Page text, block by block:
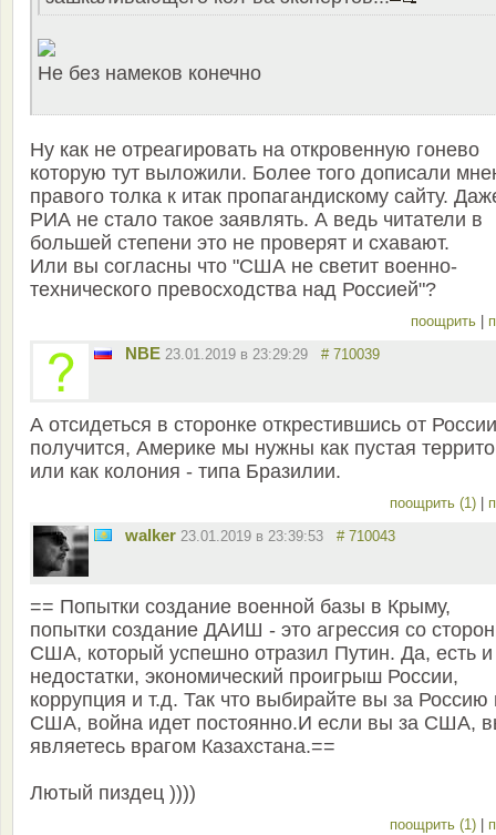
Не без намеков конечно
Ну как не отреагировать на откровенную гонево
которую тут выложили. Более того дописали
правого толка к итак пропагандискому сайту.
РИА не стало такое заявлять. А ведь читатели в
большей степени это не проверят и схавают.
Или вы согласны что "США не светит военно-
технического превосходства над Россией"?
поощрить
NBE 23.01.2019 в 23:29:29 # 710039
А отсидеться в сторонке открестившись от
получится, Америке мы нужны как пустая
или как колония - типа Бразилии.
поощрить (1)
walker 23.01.2019 в 23:39:53 # 710043
== Попытки создание военной базы в Крыму,
попытки создание ДАИШ - это агрессия со
США, который успешно отразил Путин. Да, есть и
недостатки, экономический проигрыш России,
коррупция и т.д. Так что выбирайте вы за Россию
США, война идет постоянно.И если вы за США,
являетесь врагом Казахстана.==
Лютый пиздец ))))
поощрить (1)